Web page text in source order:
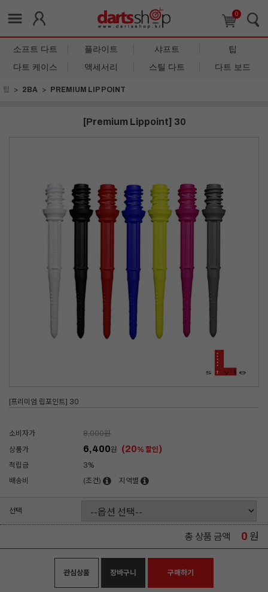
0
소프트 다트 플라이트 샤프트
팁
다트 케이스
액세서리 스틸 다트 다트 보드
팁 2BA PREMIUM LIP POINT
[Premium Lippoint] 30
[프리미엄 립포인트] 30
소비자가 8,000원
상품가
6,400원 (20% 할인)
적립금
3%
배송비
(조건) 지역별
선택
총 상품 금액 0 원
관심상품 장바구니 구매하기